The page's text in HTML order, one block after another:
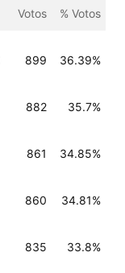
Votos % Votos
899 36.39%
882 35.7%
861 34.85%
860 34.81%
835 33.8%